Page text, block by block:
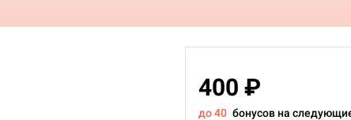
400 ₽
до 40 бонусов на